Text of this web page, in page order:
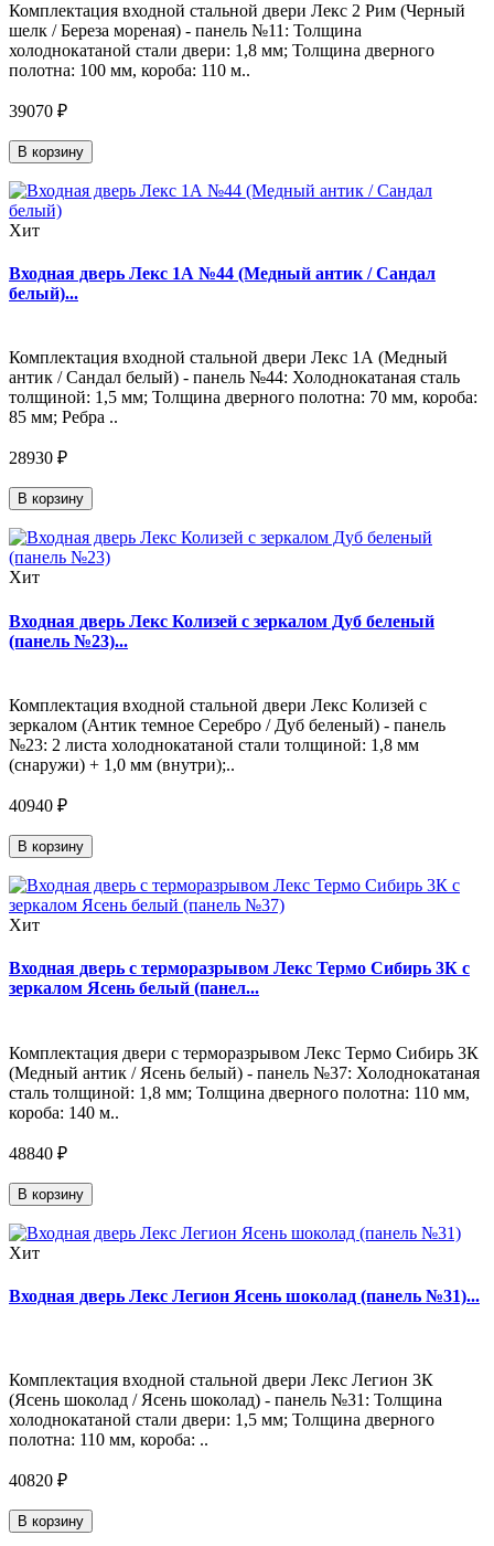
Комплектация входной стальной двери Лекс 2 Рим (Черный
шелк / Береза мореная) - панель №11: Толщина
холоднокатаной стали двери: 1,8 мм; Толщина дверного
полотна: 100 мм, короба: 110 м..
39070 ₽
В корзину
Хит
Входная дверь Лекс 1А №44 (Медный антик / Сандал
белый)...
Комплектация входной стальной двери Лекс 1А (Медный
антик / Сандал белый) - панель №44: Холоднокатаная сталь
толщиной: 1,5 мм; Толщина дверного полотна: 70 мм, короба:
85 мм; Ребра ..
28930 ₽
В корзину
Хит
Входная дверь Лекс Колизей с зеркалом Дуб беленый
(панель №23)...
Комплектация входной стальной двери Лекс Колизей с
зеркалом (Антик темное Серебро / Дуб беленый) - панель
№23: 2 листа холоднокатаной стали толщиной: 1,8 мм
(снаружи) + 1,0 мм (внутри);..
40940 ₽
В корзину
Хит
Входная дверь с терморазрывом Лекс Термо Сибирь 3К с
зеркалом Ясень белый (панел...
Комплектация двери с терморазрывом Лекс Термо Сибирь 3К
(Медный антик / Ясень белый) - панель №37: Холоднокатаная
сталь толщиной: 1,8 мм; Толщина дверного полотна: 110 мм,
короба: 140 м..
48840 ₽
В корзину
Хит
Входная дверь Лекс Легион Ясень шоколад (панель №31)...
Комплектация входной стальной двери Лекс Легион 3К
(Ясень шоколад / Ясень шоколад) - панель №31: Толщина
холоднокатаной стали двери: 1,5 мм; Толщина дверного
полотна: 110 мм, короба: ..
40820 ₽
В корзину